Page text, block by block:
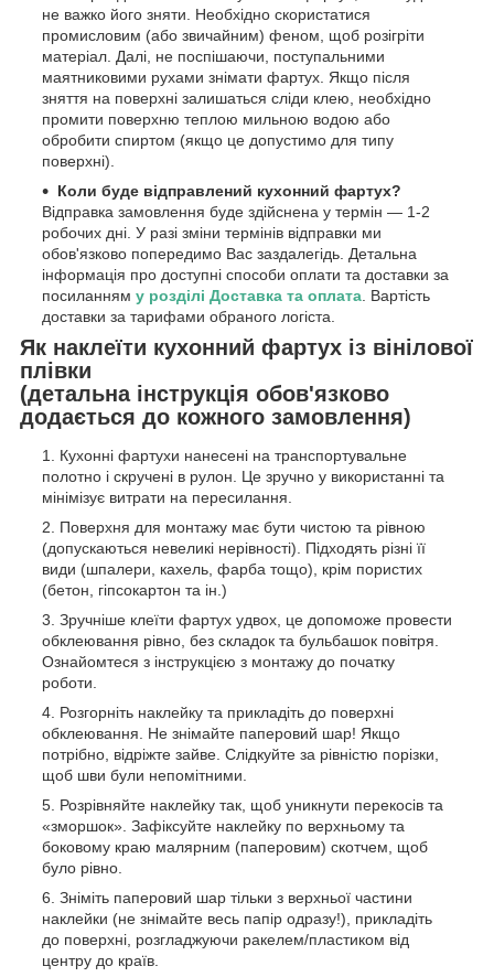
не важко його зняти. Необхідно скористатися
промисловим (або звичайним) феном, щоб розігріти
матеріал. Далі, не поспішаючи, поступальними
маятниковими рухами знімати фартух. Якщо після
зняття на поверхні залишаться сліди клею, необхідно
промити поверхню теплою мильною водою або
обробити спиртом (якщо це допустимо для типу
поверхні).
Коли буде відправлений кухонний фартух?
Відправка замовлення буде здійснена у термін — 1-2
робочих дні. У разі зміни термінів відправки ми
обов'язково попередимо Вас заздалегідь. Детальна
інформація про доступні способи оплати та доставки за
посиланням у розділі Доставка та оплата . Вартість
доставки за тарифами обраного логіста.
Як наклеїти кухонний фартух із вінілової
плівки
(детальна інструкція обов'язково
додається до кожного замовлення)
Кухонні фартухи нанесені на транспортувальне
полотно і скручені в рулон. Це зручно у використанні та
мінімізує витрати на пересилання.
Поверхня для монтажу має бути чистою та рівною
(допускаються невеликі нерівності). Підходять різні її
види (шпалери, кахель, фарба тощо), крім пористих
(бетон, гіпсокартон та ін.)
Зручніше клеїти фартух удвох, це допоможе провести
обклеювання рівно, без складок та бульбашок повітря.
Ознайомтеся з інструкцією з монтажу до початку
роботи.
Розгорніть наклейку та прикладіть до поверхні
обклеювання. Не знімайте паперовий шар! Якщо
потрібно, відріжте зайве. Слідкуйте за рівністю порізки,
щоб шви були непомітними.
Розрівняйте наклейку так, щоб уникнути перекосів та
«зморшок». Зафіксуйте наклейку по верхньому та
боковому краю малярним (паперовим) скотчем, щоб
було рівно.
Зніміть паперовий шар тільки з верхньої частини
наклейки (не знімайте весь папір одразу!), прикладіть
до поверхні, розгладжуючи ракелем/пластиком від
центру до країв.